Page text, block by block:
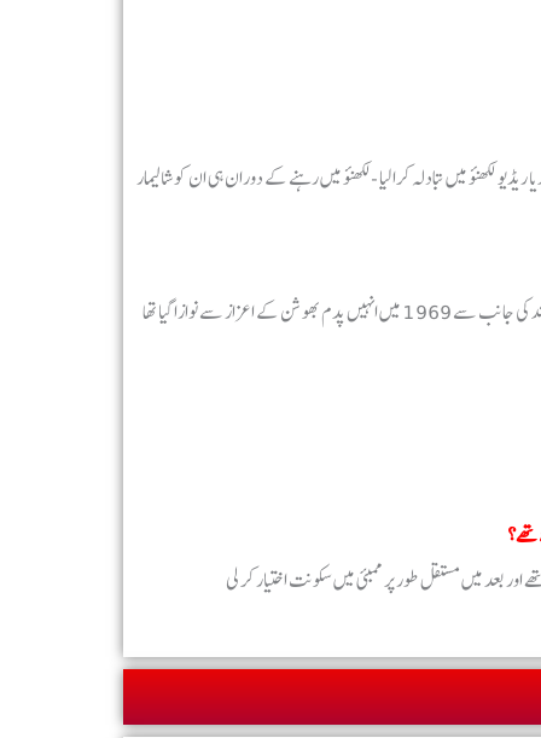
ریڈیو لکھنؤ میں تبادلہ کرالیا -لکھنؤ میں رہنے کے دوران ہی ان کو شالیمار
جواب – کرشن چندر اردو دنیا کے ایک بے حد اہم افسانہ نگار تھے- ان کے افسانوں کو لازوال شہرت حاصل ہوئی تھی -ان کے ادبی خدمات کا اعتراف کرتے ہوئے حکومت ہند کی جانب سے 1969 میں انہیں پدم بھوشن کے اعزاز سے نوازا گیا تھا